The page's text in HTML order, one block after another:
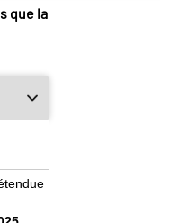
que la